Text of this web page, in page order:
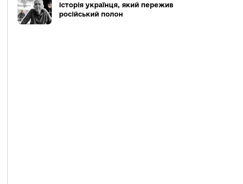
історія українця, який пережив
російський полон